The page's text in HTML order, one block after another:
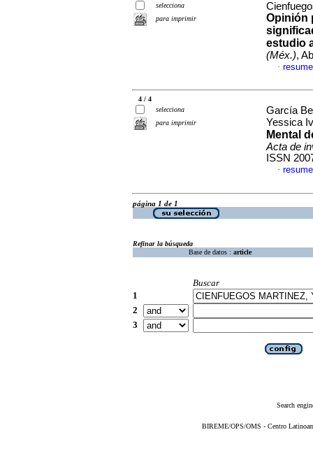
selecciona
para imprimir
Opinión
estudio
(Méx.),
·
4 / 4
selecciona
para imprimir
García
Yessica
Mental
Acta de
ISSN
·
página 1 de 1
Refinar la búsqueda
Base de datos : article
Buscar
1
2
3
Search
BIREME/OPS/OMS - Centro